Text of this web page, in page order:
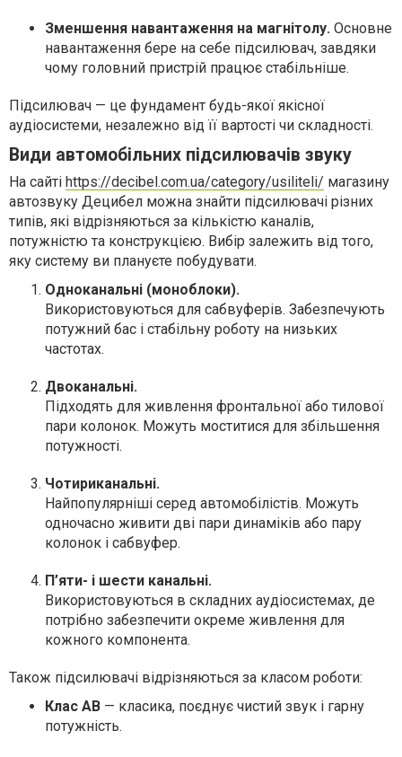
Зменшення навантаження на магнітолу. Основне
навантаження бере на себе підсилювач, завдяки
чому головний пристрій працює стабільніше.
Підсилювач — це фундамент будь-якої якісної
аудіосистеми, незалежно від її вартості чи складності.
Види автомобільних підсилювачів звуку
На сайті https://decibel.com.ua/category/usiliteli/ магазину
автозвуку Децибел можна знайти підсилювачі різних
типів, які відрізняються за кількістю каналів,
потужністю та конструкцією. Вибір залежить від того,
яку систему ви плануєте побудувати.
Одноканальні (моноблоки).
Використовуються для сабвуферів. Забезпечують
потужний бас і стабільну роботу на низьких
частотах.
Двоканальні.
Підходять для живлення фронтальної або тилової
пари колонок. Можуть моститися для збільшення
потужності.
Чотириканальні.
Найпопулярніші серед автомобілістів. Можуть
одночасно живити дві пари динаміків або пару
колонок і сабвуфер.
П’яти- і шести канальні.
Використовуються в складних аудіосистемах, де
потрібно забезпечити окреме живлення для
кожного компонента.
Також підсилювачі відрізняються за класом роботи:
Клас AB — класика, поєднує чистий звук і гарну
потужність.